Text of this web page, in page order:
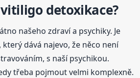
detoxikace?
našeho zdraví a psychiky. Je
dává najevo, že něco není
s naší psychikou.
třeba pojmout velmi komplexně.